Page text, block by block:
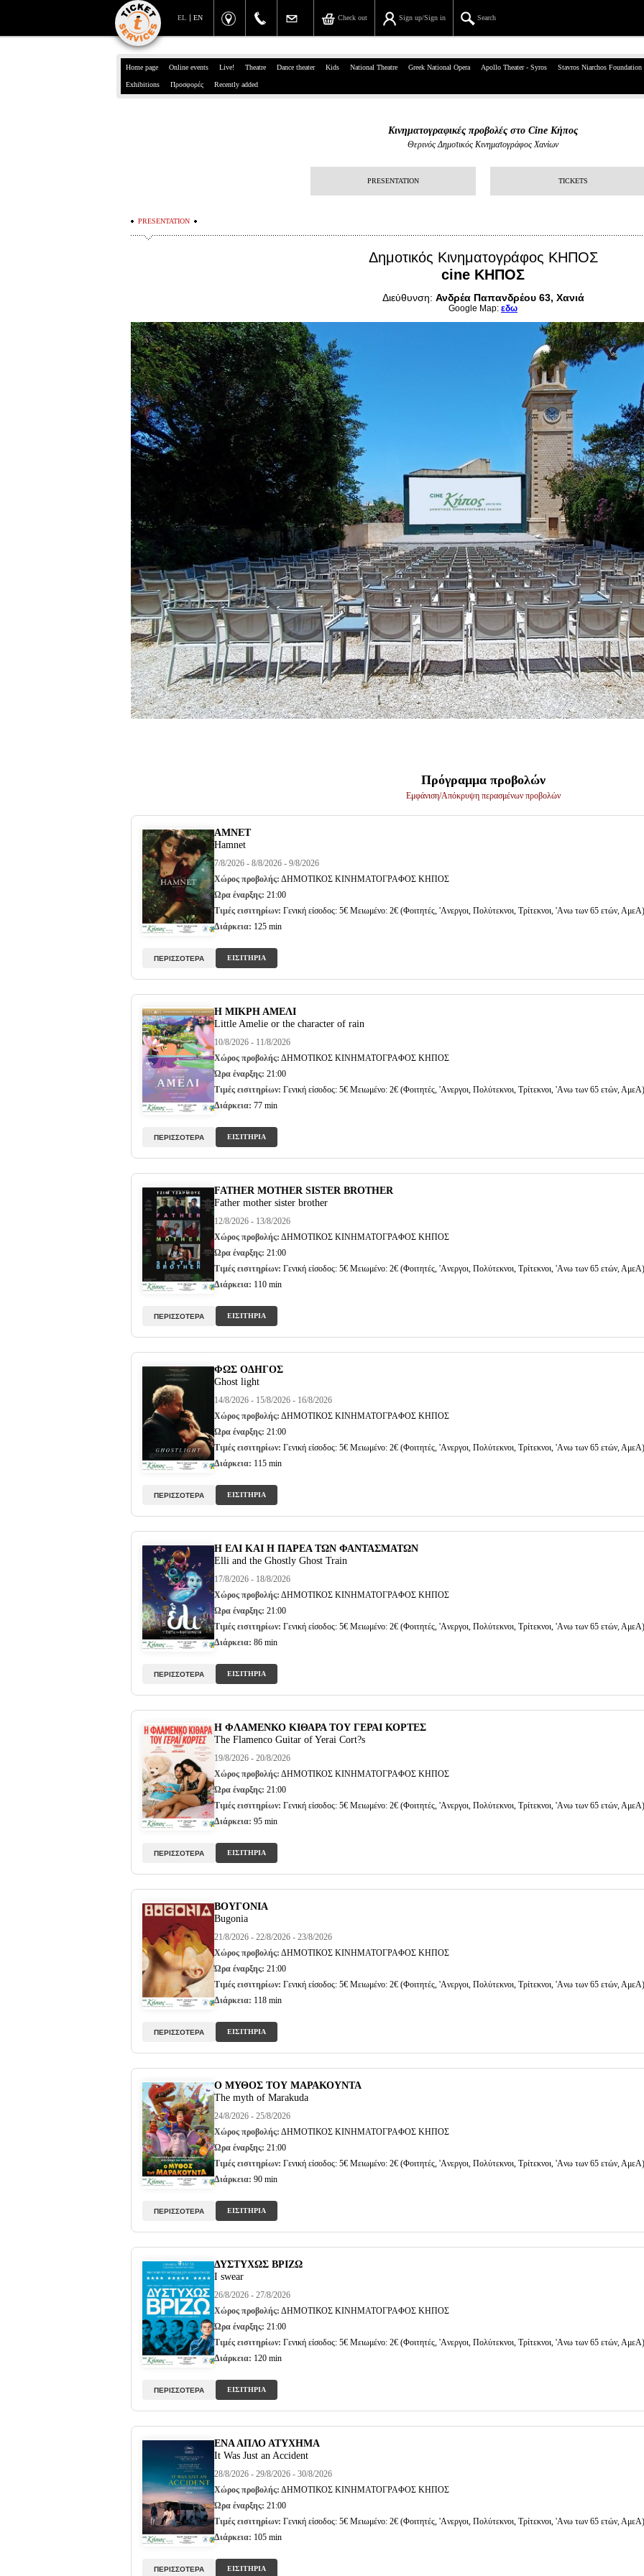
EN
EL Search
Sign up/Sign in
Check out
39, Panepistimiou Str, Athens
Search
Search your order
Personal Data
Information
Home page Online events Live! Theatre Dance theater Kids National Theatre Greek National Opera Apollo Theater - Syros Stavros Niarchos
Exhibitions Προσφορές Recently added
Κινηματογραφικές προβολές στο Cine Κήπος
Θερινός Δημοτικός Κινηματογράφος Χανίων
PRESENTATION TICKETS
PRESENTATION
Δημοτικός Κινηματογράφος ΚΗΠΟΣ
cine ΚΗΠΟΣ
Διεύθυνση: Ανδρέα Παπανδρέου 63, Χανιά
Google Map: εδω
Πρόγραμμα προβολών
Εμφάνιση/Απόκρυψη περασμένων προβολών
ΑΜΝΕΤ
Hamnet
7/8/2026 - 8/8/2026 - 9/8/2026
Χώρος προβολής: ΔΗΜΟΤΙΚΟΣ ΚΙΝΗΜΑΤΟΓΡΑΦΟΣ ΚΗΠΟΣ
Ώρα έναρξης: 21:00
Τιμές εισιτηρίων: Γενική είσοδος: 5€ Μειωμένο: 2€ (Φοιτητές, 'Aνεργοι, Πολύτεκνοι, Τρίτεκνοι, 'Aνω των 65 ετών, ΑμεΑ)
Διάρκεια: 125 min
ΠΕΡΙΣΣΟΤΕΡΑ ΕΙΣΙΤΗΡΙΑ
Η ΜΙΚΡΗ ΑΜΕΛΙ
Little Amelie or the character of rain
10/8/2026 - 11/8/2026
Χώρος προβολής: ΔΗΜΟΤΙΚΟΣ ΚΙΝΗΜΑΤΟΓΡΑΦΟΣ ΚΗΠΟΣ
Ώρα έναρξης: 21:00
Τιμές εισιτηρίων: Γενική είσοδος: 5€ Μειωμένο: 2€ (Φοιτητές, 'Aνεργοι, Πολύτεκνοι, Τρίτεκνοι, 'Aνω των 65 ετών, ΑμεΑ)
Διάρκεια: 77 min
ΠΕΡΙΣΣΟΤΕΡΑ ΕΙΣΙΤΗΡΙΑ
FATHER MOTHER SISTER BROTHER
Father mother sister brother
12/8/2026 - 13/8/2026
Χώρος προβολής: ΔΗΜΟΤΙΚΟΣ ΚΙΝΗΜΑΤΟΓΡΑΦΟΣ ΚΗΠΟΣ
Ώρα έναρξης: 21:00
Τιμές εισιτηρίων: Γενική είσοδος: 5€ Μειωμένο: 2€ (Φοιτητές, 'Aνεργοι, Πολύτεκνοι, Τρίτεκνοι, 'Aνω των 65 ετών, ΑμεΑ)
Διάρκεια: 110 min
ΠΕΡΙΣΣΟΤΕΡΑ ΕΙΣΙΤΗΡΙΑ
ΦΩΣ ΟΔΗΓΟΣ
Ghost light
14/8/2026 - 15/8/2026 - 16/8/2026
Χώρος προβολής: ΔΗΜΟΤΙΚΟΣ ΚΙΝΗΜΑΤΟΓΡΑΦΟΣ ΚΗΠΟΣ
Ώρα έναρξης: 21:00
Τιμές εισιτηρίων: Γενική είσοδος: 5€ Μειωμένο: 2€ (Φοιτητές, 'Aνεργοι, Πολύτεκνοι, Τρίτεκνοι, 'Aνω των 65 ετών, ΑμεΑ)
Διάρκεια: 115 min
ΠΕΡΙΣΣΟΤΕΡΑ ΕΙΣΙΤΗΡΙΑ
Η ΕΛΙ ΚΑΙ Η ΠΑΡΕΑ ΤΩΝ ΦΑΝΤΑΣΜΑΤΩΝ
Elli and the Ghostly Ghost Train
17/8/2026 - 18/8/2026
Χώρος προβολής: ΔΗΜΟΤΙΚΟΣ ΚΙΝΗΜΑΤΟΓΡΑΦΟΣ ΚΗΠΟΣ
Ώρα έναρξης: 21:00
Τιμές εισιτηρίων: Γενική είσοδος: 5€ Μειωμένο: 2€ (Φοιτητές, 'Aνεργοι, Πολύτεκνοι, Τρίτεκνοι, 'Aνω των 65 ετών, ΑμεΑ)
Διάρκεια: 86 min
ΠΕΡΙΣΣΟΤΕΡΑ ΕΙΣΙΤΗΡΙΑ
Η ΦΛΑΜΕΝΚΟ ΚΙΘΑΡΑ ΤΟΥ ΓΕΡΑΙ ΚΟΡΤΕΣ
The Flamenco Guitar of Yerai Cort?s
19/8/2026 - 20/8/2026
Χώρος προβολής: ΔΗΜΟΤΙΚΟΣ ΚΙΝΗΜΑΤΟΓΡΑΦΟΣ ΚΗΠΟΣ
Ώρα έναρξης: 21:00
Τιμές εισιτηρίων: Γενική είσοδος: 5€ Μειωμένο: 2€ (Φοιτητές, 'Aνεργοι, Πολύτεκνοι, Τρίτεκνοι, 'Aνω των 65 ετών, ΑμεΑ)
Διάρκεια: 95 min
ΠΕΡΙΣΣΟΤΕΡΑ ΕΙΣΙΤΗΡΙΑ
ΒΟΥΓΟΝΙΑ
Bugonia
21/8/2026 - 22/8/2026 - 23/8/2026
Χώρος προβολής: ΔΗΜΟΤΙΚΟΣ ΚΙΝΗΜΑΤΟΓΡΑΦΟΣ ΚΗΠΟΣ
Ώρα έναρξης: 21:00
Τιμές εισιτηρίων: Γενική είσοδος: 5€ Μειωμένο: 2€ (Φοιτητές, 'Aνεργοι, Πολύτεκνοι, Τρίτεκνοι, 'Aνω των 65 ετών, ΑμεΑ)
Διάρκεια: 118 min
ΠΕΡΙΣΣΟΤΕΡΑ ΕΙΣΙΤΗΡΙΑ
O ΜΥΘΟΣ ΤΟΥ ΜΑΡΑΚΟΥΝΤΑ
The myth of Marakuda
24/8/2026 - 25/8/2026
Χώρος προβολής: ΔΗΜΟΤΙΚΟΣ ΚΙΝΗΜΑΤΟΓΡΑΦΟΣ ΚΗΠΟΣ
Ώρα έναρξης: 21:00
Τιμές εισιτηρίων: Γενική είσοδος: 5€ Μειωμένο: 2€ (Φοιτητές, 'Aνεργοι, Πολύτεκνοι, Τρίτεκνοι, 'Aνω των 65 ετών, ΑμεΑ)
Διάρκεια: 90 min
ΠΕΡΙΣΣΟΤΕΡΑ ΕΙΣΙΤΗΡΙΑ
ΔΥΣΤΥΧΩΣ ΒΡΙΖΩ
I swear
26/8/2026 - 27/8/2026
Χώρος προβολής: ΔΗΜΟΤΙΚΟΣ ΚΙΝΗΜΑΤΟΓΡΑΦΟΣ ΚΗΠΟΣ
Ώρα έναρξης: 21:00
Τιμές εισιτηρίων: Γενική είσοδος: 5€ Μειωμένο: 2€ (Φοιτητές, 'Aνεργοι, Πολύτεκνοι, Τρίτεκνοι, 'Aνω των 65 ετών, ΑμεΑ)
Διάρκεια: 120 min
ΠΕΡΙΣΣΟΤΕΡΑ ΕΙΣΙΤΗΡΙΑ
ΕΝΑ ΑΠΛΟ ΑΤΥΧΗΜΑ
It Was Just an Accident
28/8/2026 - 29/8/2026 - 30/8/2026
Χώρος προβολής: ΔΗΜΟΤΙΚΟΣ ΚΙΝΗΜΑΤΟΓΡΑΦΟΣ ΚΗΠΟΣ
Ώρα έναρξης: 21:00
Τιμές εισιτηρίων: Γενική είσοδος: 5€ Μειωμένο: 2€ (Φοιτητές, 'Aνεργοι, Πολύτεκνοι, Τρίτεκνοι, 'Aνω των 65 ετών, ΑμεΑ)
Διάρκεια: 105 min
ΠΕΡΙΣΣΟΤΕΡΑ ΕΙΣΙΤΗΡΙΑ